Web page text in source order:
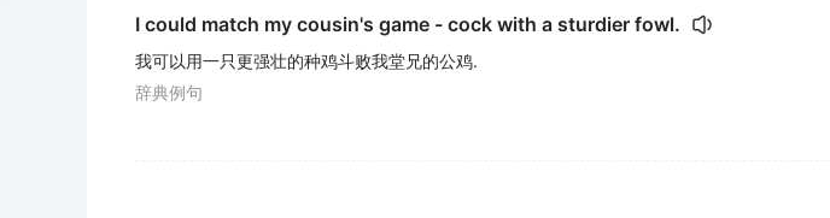
I could match my cousin's game - cock with a sturdier fowl.
我可以用一只更强壮的种鸡斗败我堂兄的公鸡.
辞典例句